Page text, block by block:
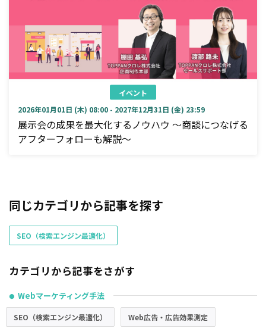
イベント
2026年01月01日 (木) 08:00 - 2027年12月31日 (金) 23:59
展示会の成果を最大化するノウハウ ～商談につなげる
アフターフォローも解説～
同じカテゴリから記事を探す
SEO（検索エンジン最適化）
カテゴリから記事をさがす
● Webマーケティング手法
SEO（検索エンジン最適化） Web広告・広告効果測定